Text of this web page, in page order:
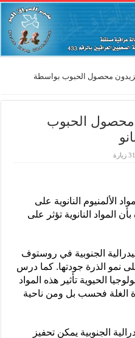
محصول الحبوب بواسطة
محصول الحبوب
زيارة
الألمنيوم النانوية على
المواد النانوية تؤثر على
الجنوبية في روستوف
على نمو الذرة جودتها. كما درس
الحيوية تأثير هذه المواد
الغلة فحسب بل ومن ناحية
الجنوبية يمكن تحفيز